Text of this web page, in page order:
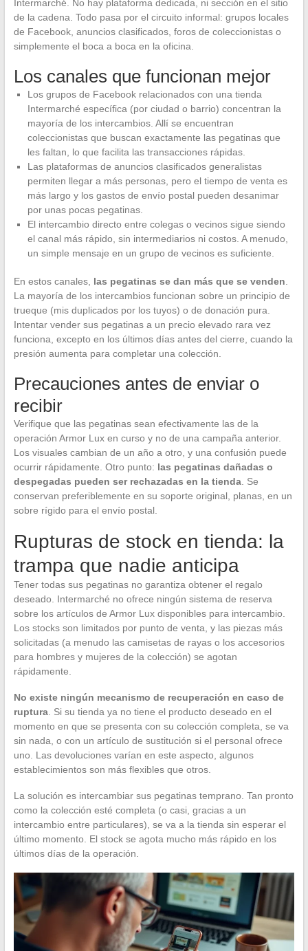
Intermarché. No hay plataforma dedicada, ni sección en el sitio
de la cadena. Todo pasa por el circuito informal: grupos locales
de Facebook, anuncios clasificados, foros de coleccionistas o
simplemente el boca a boca en la oficina.
Los canales que funcionan mejor
Los grupos de Facebook relacionados con una tienda
Intermarché específica (por ciudad o barrio) concentran la
mayoría de los intercambios. Allí se encuentran
coleccionistas que buscan exactamente las pegatinas que
les faltan, lo que facilita las transacciones rápidas.
Las plataformas de anuncios clasificados generalistas
permiten llegar a más personas, pero el tiempo de venta es
más largo y los gastos de envío postal pueden desanimar
por unas pocas pegatinas.
El intercambio directo entre colegas o vecinos sigue siendo
el canal más rápido, sin intermediarios ni costos. A menudo,
un simple mensaje en un grupo de vecinos es suficiente.
En estos canales, las pegatinas se dan más que se venden.
La mayoría de los intercambios funcionan sobre un principio de
trueque (mis duplicados por los tuyos) o de donación pura.
Intentar vender sus pegatinas a un precio elevado rara vez
funciona, excepto en los últimos días antes del cierre, cuando la
presión aumenta para completar una colección.
Precauciones antes de enviar o
recibir
Verifique que las pegatinas sean efectivamente las de la
operación Armor Lux en curso y no de una campaña anterior.
Los visuales cambian de un año a otro, y una confusión puede
ocurrir rápidamente. Otro punto: las pegatinas dañadas o
despegadas pueden ser rechazadas en la tienda. Se
conservan preferiblemente en su soporte original, planas, en un
sobre rígido para el envío postal.
Rupturas de stock en tienda: la
trampa que nadie anticipa
Tener todas sus pegatinas no garantiza obtener el regalo
deseado. Intermarché no ofrece ningún sistema de reserva
sobre los artículos de Armor Lux disponibles para intercambio.
Los stocks son limitados por punto de venta, y las piezas más
solicitadas (a menudo las camisetas de rayas o los accesorios
para hombres y mujeres de la colección) se agotan
rápidamente.
No existe ningún mecanismo de recuperación en caso de
ruptura. Si su tienda ya no tiene el producto deseado en el
momento en que se presenta con su colección completa, se va
sin nada, o con un artículo de sustitución si el personal ofrece
uno. Las devoluciones varían en este aspecto, algunos
establecimientos son más flexibles que otros.
La solución es intercambiar sus pegatinas temprano. Tan pronto
como la colección esté completa (o casi, gracias a un
intercambio entre particulares), se va a la tienda sin esperar el
último momento. El stock se agota mucho más rápido en los
últimos días de la operación.